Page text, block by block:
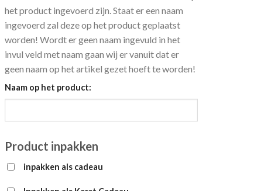
het product ingevoerd zijn. Staat er een naam
ingevoerd zal deze op het product geplaatst
worden! Wordt er geen naam ingevuld in het
invul veld met naam gaan wij er vanuit dat er
geen naam op het artikel gezet hoeft te worden!
Naam op het product:
Product inpakken
inpakken als cadeau